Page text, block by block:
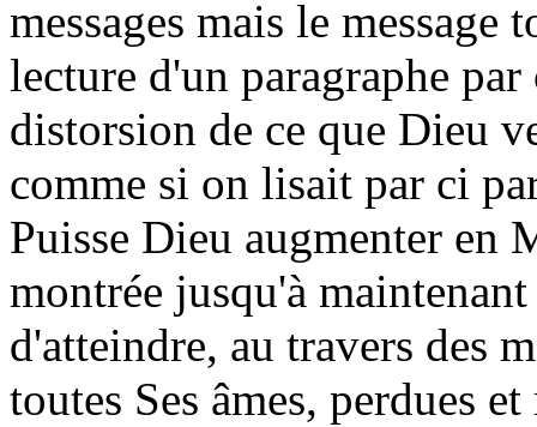
messages mais le
lecture d'un paragraphe
distorsion de ce que Dieu
comme si on lisait par ci
Puisse Dieu augmenter en
montrée jusqu'à
d'atteindre, au travers des
toutes Ses âmes, perdues